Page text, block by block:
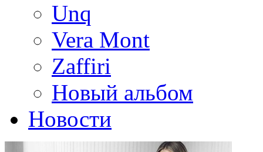
Unq
Vera Mont
Zaffiri
Новый альбом
Новости